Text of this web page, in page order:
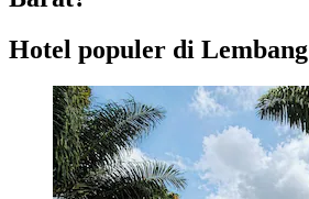
Hotel populer di Lembang